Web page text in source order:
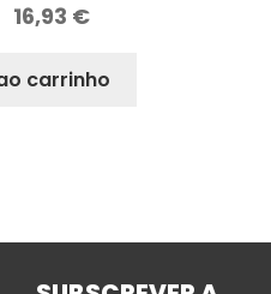
16,93 €
carrinho